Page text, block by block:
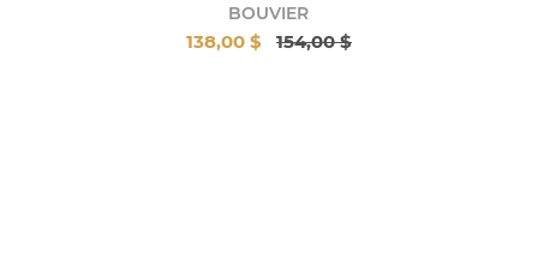
BOUVIER
138,00 $ 154,00 $